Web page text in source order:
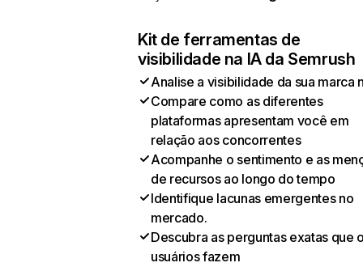
Kit de ferramentas de
visibilidade na IA da Semrush
Analise a visibilidade da sua marca
Compare como as diferentes
plataformas apresentam você em
relação aos concorrentes
Acompanhe o sentimento e as
de recursos ao longo do tempo
Identifique lacunas emergentes no
mercado.
Descubra as perguntas exatas que
usuários fazem